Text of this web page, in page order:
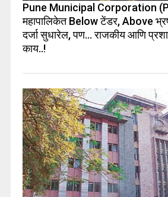
Pune Municipal Corporation
महापालिकेत Below टेंडर, Above
दर्जा सुधारेल, पण… राजकीय आणि
काय..!